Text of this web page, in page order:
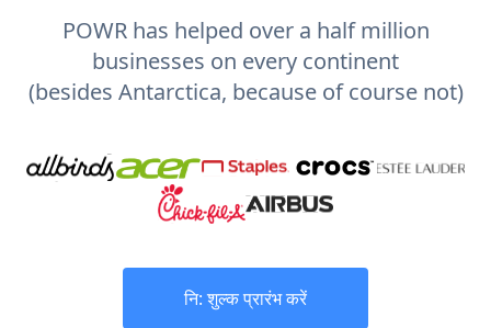
POWR has helped over a half million
businesses on every continent
(besides Antarctica, because of course not)
नि: शुल्क प्रारंभ करें